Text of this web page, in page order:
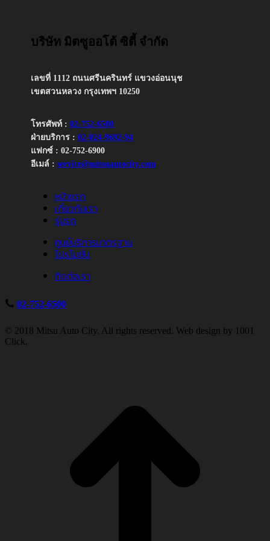
บริษัท มิตซูออโต้ ซิตี้ จำกัด
เลขที่ 1112 ถนนศรีนครินทร์ แขวงอ่อนนุช
เขตสวนหลวง กรุงเทพฯ 10250
โทรศัพท์ :02-752-6500
ฝ่ายบริการ :02-024-9692-94
แฟกซ์ : 02-752-6900
อีเมล์ :service@mitsuautocity.com
หน้าแรก
เกี่ยวกับเรา
รุ่นรถ
ศูนย์บริการมาตรฐาน
โปรโมชั่น
ติดต่อเรา
02-752-6500
© 2018 Mitsu Auto City. All rights reserved. Web design by 1001
Click.